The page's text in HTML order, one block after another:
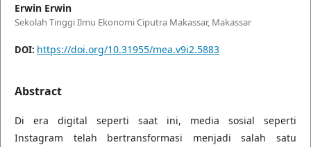
Erwin Erwin
Sekolah Tinggi Ilmu Ekonomi Ciputra Makassar, Makassar
DOI: https://doi.org/10.31955/mea.v9i2.5883
Abstract
Di era digital seperti saat ini, media sosial seperti
Instagram telah bertransformasi menjadi salah satu